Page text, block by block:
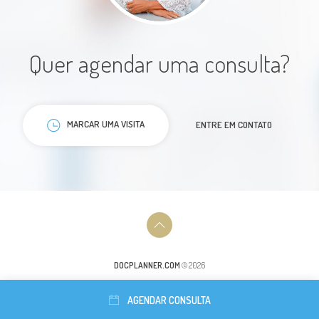
Dra Lucília é muito atenciosa e
Paciente
cuidadosa nas avaliações.
Quer agendar uma consulta?
MARCAR UMA VISITA ENTRE EM CONTATO
DOCPLANNER.COM © 2026
AGENDAR CONSULTA